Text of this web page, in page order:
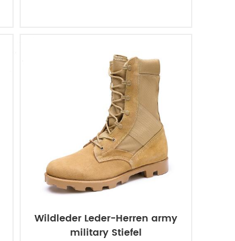
Wildleder Leder-Herren army
military Stiefel